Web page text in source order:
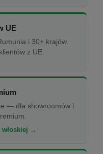
UE
i 30+ krajów.
z UE.
— dla showroomów i
włoskiej →